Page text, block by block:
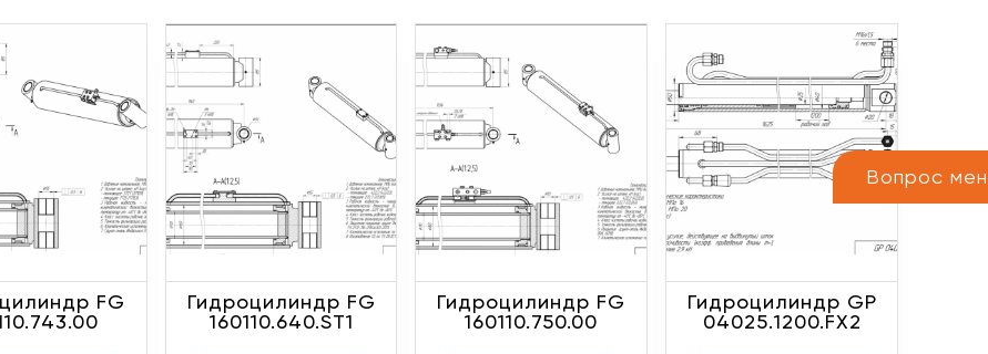
Вопрос
FG
Гидроцилиндр FG
160110.640.ST1
Гидроцилиндр FG
160110.750.00
Гидроцилиндр GP
04025.1200.FX2